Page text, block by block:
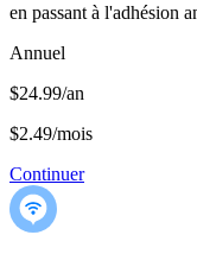
en passant à l'adhésion
Annuel
$24.99/an
$2.49/mois
Continuer